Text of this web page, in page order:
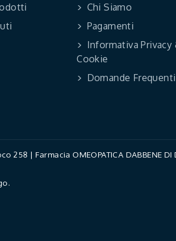
Chi Siamo
Pagamenti
Informativa Privacy
Cookie
Domande Frequenti
| Farmacia OMEOPATICA DABBENE DI